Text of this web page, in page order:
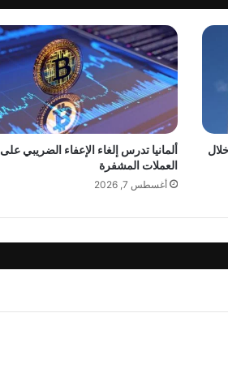
ألمانيا تدرس إلغاء الإعفاء الضريبي على
العملات المشفرة
أغسطس 7, 2026